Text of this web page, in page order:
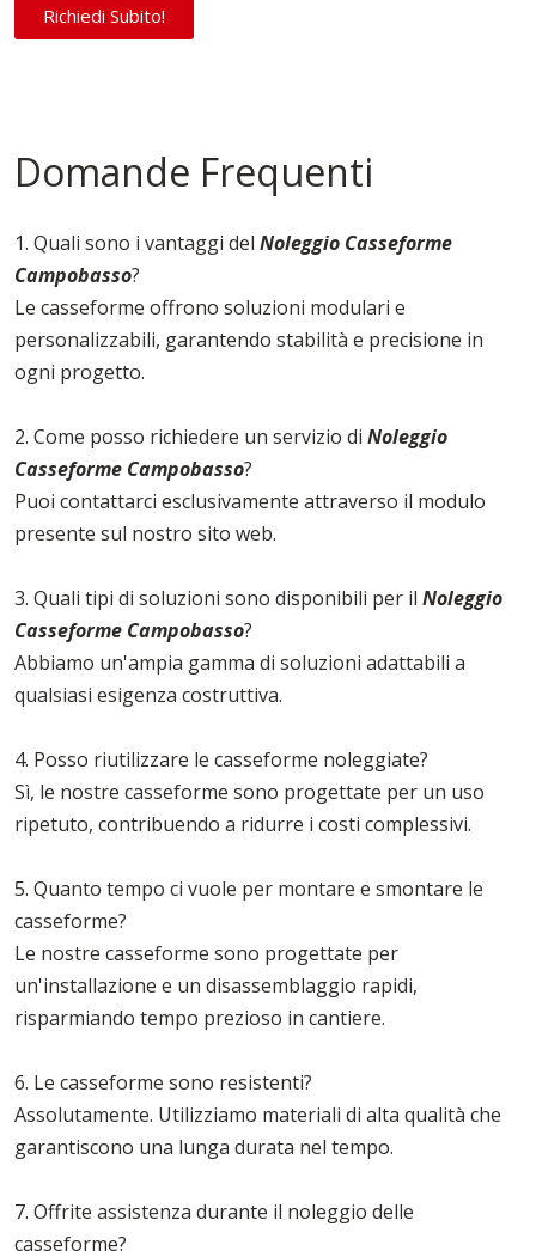
Richiedi Subito!
Domande Frequenti
1. Quali sono i vantaggi del Noleggio Casseforme
Campobasso?
Le casseforme offrono soluzioni modulari e
personalizzabili, garantendo stabilità e precisione in
ogni progetto.
2. Come posso richiedere un servizio di Noleggio
Casseforme Campobasso?
Puoi contattarci esclusivamente attraverso il modulo
presente sul nostro sito web.
3. Quali tipi di soluzioni sono disponibili per il Noleggio
Casseforme Campobasso?
Abbiamo un'ampia gamma di soluzioni adattabili a
qualsiasi esigenza costruttiva.
4. Posso riutilizzare le casseforme noleggiate?
Sì, le nostre casseforme sono progettate per un uso
ripetuto, contribuendo a ridurre i costi complessivi.
5. Quanto tempo ci vuole per montare e smontare le
casseforme?
Le nostre casseforme sono progettate per
un'installazione e un disassemblaggio rapidi,
risparmiando tempo prezioso in cantiere.
6. Le casseforme sono resistenti?
Assolutamente. Utilizziamo materiali di alta qualità che
garantiscono una lunga durata nel tempo.
7. Offrite assistenza durante il noleggio delle
casseforme?